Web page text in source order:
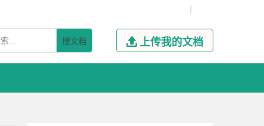
|
搜文档  上传我的文档